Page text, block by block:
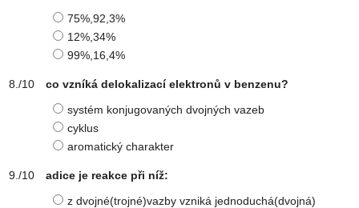
75%,92,3%
12%,34%
99%,16,4%
co vzníká delokalizací elektronů v benzenu?
systém konjugovaných dvojných vazeb
cyklus
aromatický charakter
adice je reakce při níž:
z dvojné(trojné)vazby vzniká jednoduchá(dvojná)